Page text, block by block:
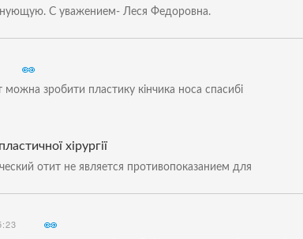
С уважением- Леся Федоровна.
зробити пластику кінчика носа спасибі
хірургії
отит не является противопоказанием для